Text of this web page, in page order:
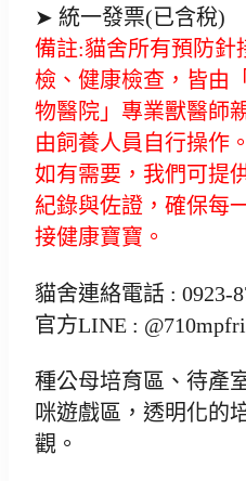
➤ 統一發票(已含稅)
備註:貓舍所有預防針
檢、健康檢查，皆由
物醫院」專業獸醫師
由飼養人員自行操作。
如有需要，我們可提
紀錄與佐證，確保每
接健康寶寶。
貓舍連絡電話 : 0923-
官方LINE : @710mpfri
種公母培育區、待產
咪遊戲區，透明化的
觀。